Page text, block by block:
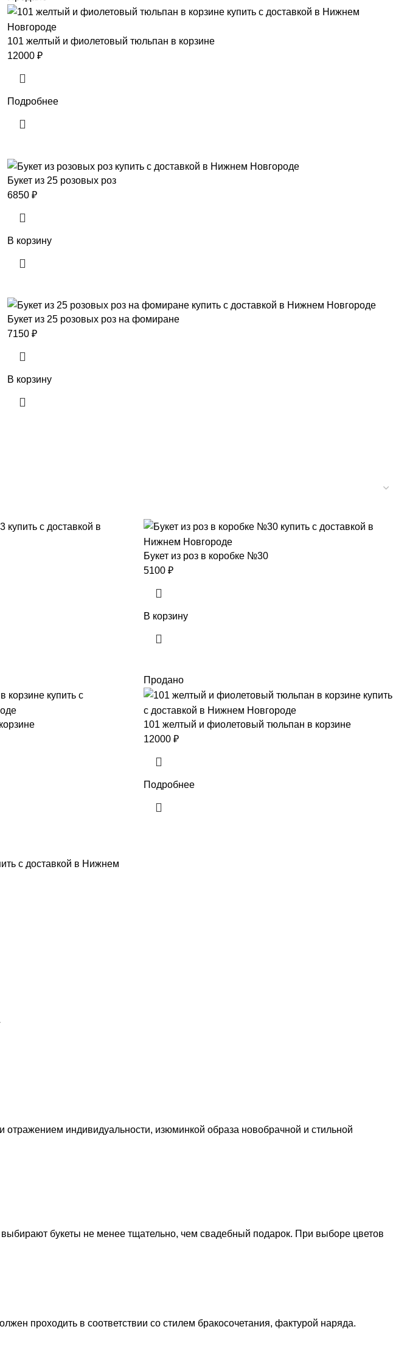
101 желтый и фиолетовый тюльпан в корзине
12000 ₽
Подробнее
Букет из 25 розовых роз
6850 ₽
В корзину
Букет из 25 розовых роз на фомиране
7150 ₽
В корзину
Букет из роз в коробке №30
5100 ₽
В корзину
Продано
101 желтый и фиолетовый тюльпан в корзине
12000 ₽
Подробнее
индивидуальности, изюминкой образа новобрачной и стильной
букеты не менее тщательно, чем свадебный подарок. При выборе цветов
проходить в соответствии со стилем бракосочетания, фактурой наряда.